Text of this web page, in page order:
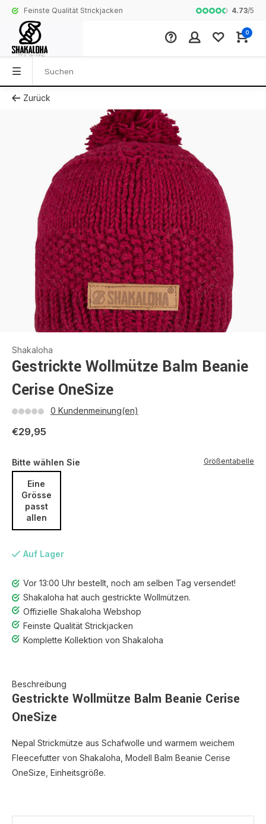
Feinste Qualität Strickjacken Komplette
4.73/5
0
Zurück
Shakaloha
Gestrickte Wollmütze Balm Beanie
Cerise OneSize
0 Kundenmeinung(en)
€29,95
Bitte wählen Sie
Eine
Grösse
passt
allen
Größentabelle
Auf Lager
Vor 13:00 Uhr bestellt, noch am selben Tag versendet!
Shakaloha hat auch gestrickte Wollmützen.
Offizielle Shakaloha Webshop
Feinste Qualität Strickjacken
Komplette Kollektion von Shakaloha
Beschreibung
Gestrickte Wollmütze Balm Beanie Cerise
OneSize
Nepal Strickmütze aus Schafwolle und warmem weichem
Fleecefutter von Shakaloha, Modell Balm Beanie Cerise
OneSize, Einheitsgröße.